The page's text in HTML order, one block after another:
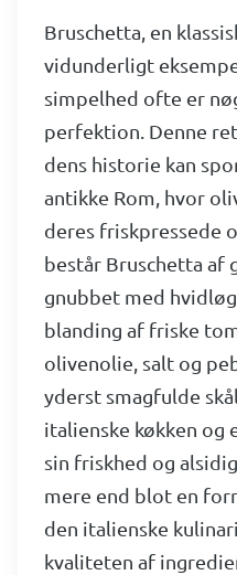
Bruschetta, en
vidunderligt
simpelhed ofte er
perfektion. Denne
dens historie kan
antikke Rom, hvor
deres friskpressede
består Bruschetta af
gnubbet med
blanding af friske
olivenolie, salt og
yderst smagfulde
italienske køkken og
sin friskhed og
mere end blot en
den italienske
kvaliteten af